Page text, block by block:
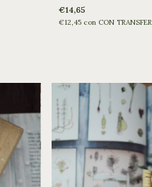
€14,65
€12,45 con CON